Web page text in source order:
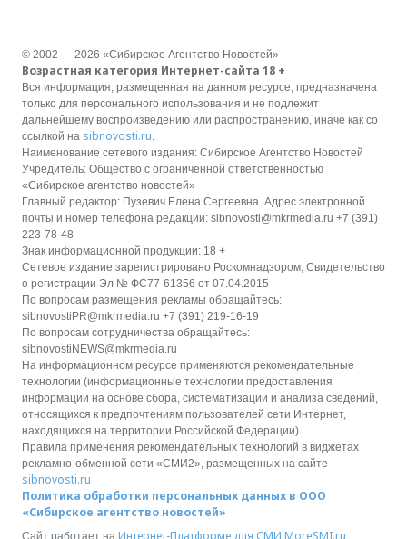
© 2002 — 2026 «Сибирское Агентство Новостей»
Возрастная категория Интернет-сайта 18 +
Вся информация, размещенная на данном ресурсе, предназначена
только для персонального использования и не подлежит
дальнейшему воспроизведению или распространению, иначе как со
ссылкой на sibnovosti.ru.
Наименование сетевого издания: Сибирское Агентство Новостей
Учредитель: Общество с ограниченной ответственностью
«Сибирское агентство новостей»
Главный редактор: Пузевич Елена Сергеевна. Адрес электронной
почты и номер телефона редакции: sibnovosti@mkrmedia.ru +7 (391)
223-78-48
Знак информационной продукции: 18 +
Сетевое издание зарегистрировано Роскомнадзором, Свидетельство
о регистрации Эл № ФС77-61356 от 07.04.2015
По вопросам размещения рекламы обращайтесь:
sibnovostiPR@mkrmedia.ru +7 (391) 219-16-19
По вопросам сотрудничества обращайтесь:
sibnovostiNEWS@mkrmedia.ru
На информационном ресурсе применяются рекомендательные
технологии (информационные технологии предоставления
информации на основе сбора, систематизации и анализа сведений,
относящихся к предпочтениям пользователей сети Интернет,
находящихся на территории Российской Федерации).
Правила применения рекомендательных технологий в виджетах
рекламно-обменной сети «СМИ2», размещенных на сайте
sibnovosti.ru
Политика обработки персональных данных в ООО
«Сибирское агентство новостей»
Сайт работает на Интернет-Платформе для СМИ MoreSMI.ru